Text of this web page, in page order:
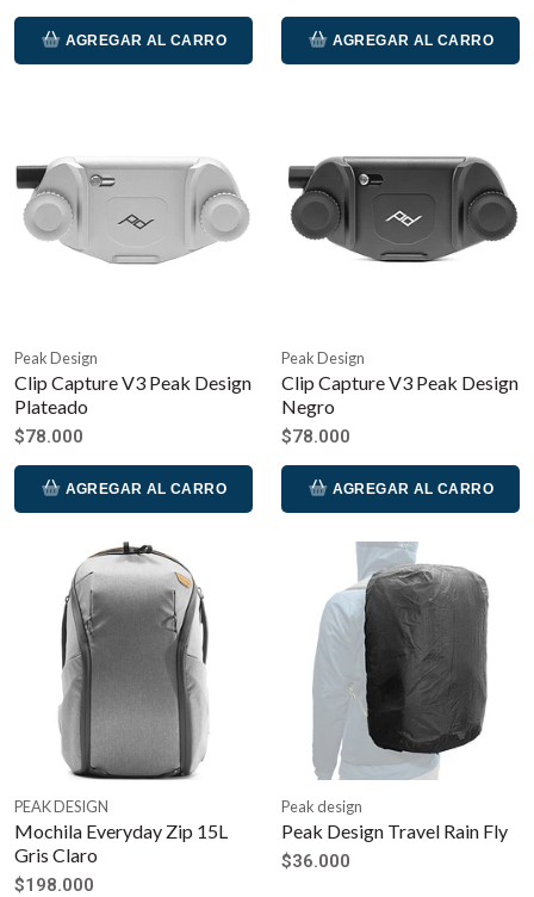
AGREGAR AL CARRO AGREGAR AL CARRO
Peak Design
Clip Capture V3 Peak Design
Plateado
$78.000
AGREGAR AL CARRO
Peak Design
Clip Capture V3 Peak Design
Negro
$78.000
AGREGAR AL CARRO
PEAK DESIGN
Mochila Everyday Zip 15L
Gris Claro
$198.000
Peak design
Peak Design Travel Rain Fly
$36.000